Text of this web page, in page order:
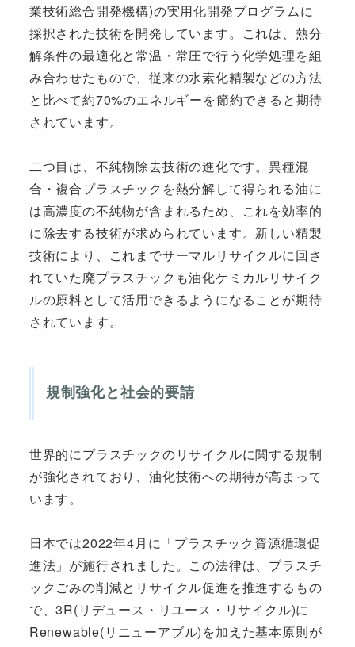
業技術総合開発機構)の実用化開発プログラムに
採択された技術を開発しています。これは、熱分
解条件の最適化と常温・常圧で行う化学処理を組
み合わせたもので、従来の水素化精製などの方法
と比べて約70%のエネルギーを節約できると期待
されています。
二つ目は、不純物除去技術の進化です。異種混
合・複合プラスチックを熱分解して得られる油に
は高濃度の不純物が含まれるため、これを効率的
に除去する技術が求められています。新しい精製
技術により、これまでサーマルリサイクルに回さ
れていた廃プラスチックも油化ケミカルリサイク
ルの原料として活用できるようになることが期待
されています。
規制強化と社会的要請
世界的にプラスチックのリサイクルに関する規制
が強化されており、油化技術への期待が高まって
います。
日本では2022年4月に「プラスチック資源循環促
進法」が施行されました。この法律は、プラスチ
ックごみの削減とリサイクル促進を推進するもの
で、3R(リデュース・リユース・リサイクル)に
Renewable(リニューアブル)を加えた基本原則が